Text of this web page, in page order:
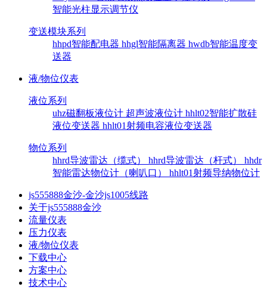
智能光柱显示调节仪
变送模块系列
hhpd智能配电器 hhgl智能隔离器 hwdb智能温度变
送器
液/物位仪表
液位系列
uhz磁翻板液位计 超声波液位计 hhlt02智能扩散硅
液位变送器 hhlt01射频电容液位变送器
物位系列
hhrd导波雷达（缆式） hhrd导波雷达（杆式） hhdr
智能雷达物位计（喇叭口） hhlt01射频导纳物位计
js555888金沙-金沙js1005线路
关于js555888金沙
流量仪表
压力仪表
液/物位仪表
下载中心
方案中心
技术中心